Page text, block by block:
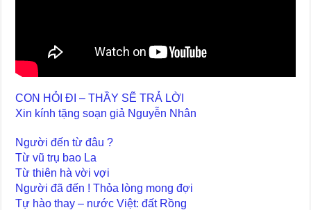
CON HỎI ĐI – THẦY SẼ TRẢ LỜI
Xin kính tặng soạn giả Nguyễn Nhân
Người đến từ đâu ?
Từ vũ trụ bao La
Từ thiên hà vời vợi
Người đã đến ! Thỏa lòng mong đợi
Tự hào thay – nước Việt: đất Rồng